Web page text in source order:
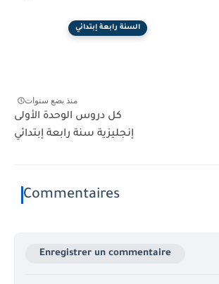
السنة رابعة إبتدائي
منذ بضع سنوات
كل دروس الوحدة الأولى
إنجليزية سنة رابعة إبتدائي
Commentaires
Enregistrer un commentaire